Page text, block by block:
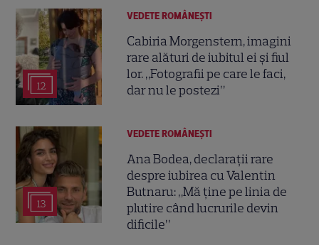
12
VEDETE ROMÂNEŞTI
Cabiria Morgenstern, imagini
rare alături de iubitul ei și fiul
lor. „Fotografii pe care le faci,
dar nu le postezi”
13
VEDETE ROMÂNEŞTI
Ana Bodea, declarații rare
despre iubirea cu Valentin
Butnaru: „Mă ține pe linia de
plutire când lucrurile devin
dificile”